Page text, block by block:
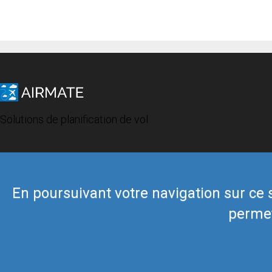
En poursuivant votre navigation sur ce
Solutions de planification de vol